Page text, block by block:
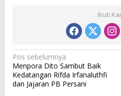
2
4
d
i
i
l
i
Ikuti
N
a
v
Pos sebelumnya
Menpora Dito Sambut Baik
Kedatangan Rifda Irfanaluthfi
dan Jajaran PB Persani